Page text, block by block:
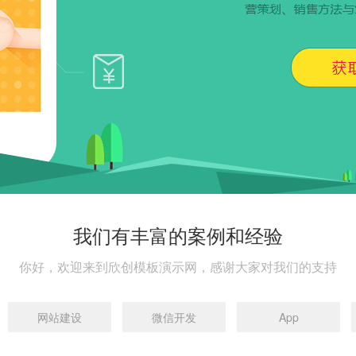
我们有丰富的案例和经验
你好，欢迎来到欣创模板演示网，感谢大家对我们的支持
网站建设 微信开发 App